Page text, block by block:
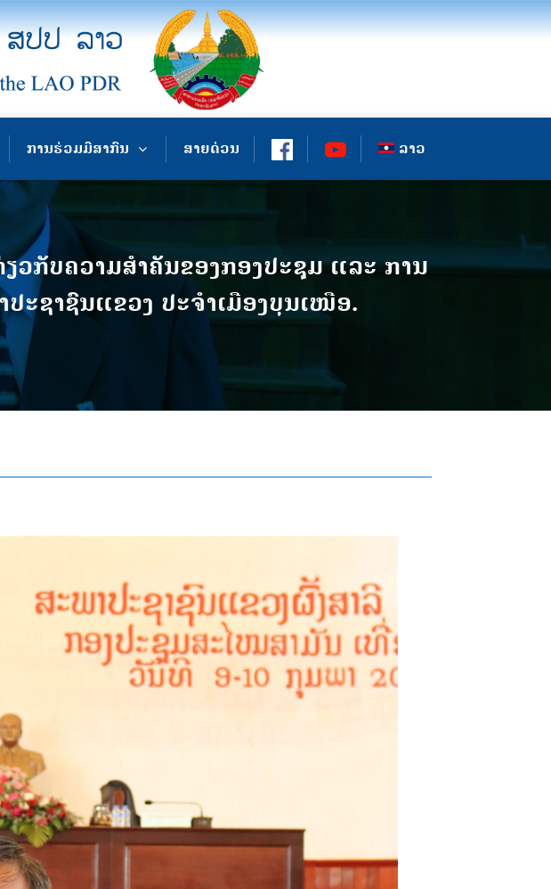
ການຮ່ວມມືສາກົນ ສາຍດ່ວນ ລາວ
ກັບຄວາມສໍາຄັນຂອງກອງປະຊຸມ ແລະ ການ
ະຊາຊົນແຂວງ ປະຈໍາເມືອງບຸນເໜືອ.